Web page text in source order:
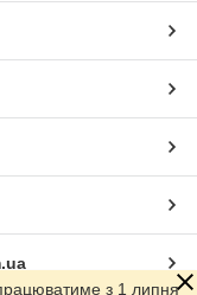
з 1 липня